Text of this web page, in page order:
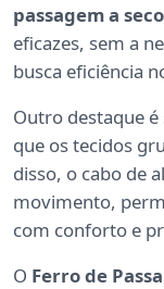
passagem a seco
eficazes, sem a
busca eficiência
Outro destaque é
que os tecidos
disso, o cabo de
movimento,
com conforto e
O Ferro de